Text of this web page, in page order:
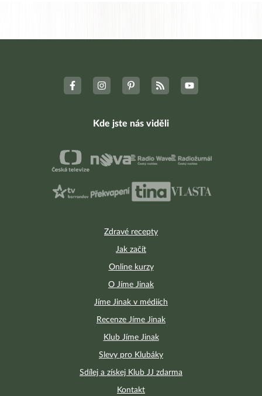
Zdravé recepty
Jak začít
Online kurzy
O Jíme Jinak
Jíme Jinak v médiích
Recenze Jíme Jinak
Klub Jíme Jinak
Slevy pro Klubáky
Sdílej a získej Klub JJ zdarma
Kontakt
Kde jste nás viděli